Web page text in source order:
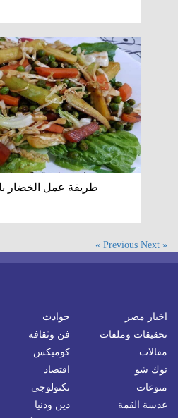
طريقة عمل الخضار
« Previous
Next »
اخبار مصر حوادث
تحقيقات وملفات
فن وثقافة
مقالات
كوميكس
توك شو
اقتصاد
منوعات
تكنولوجى
عدسة القمة
دين ودنيا